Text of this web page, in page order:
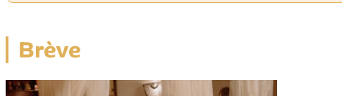
Brève